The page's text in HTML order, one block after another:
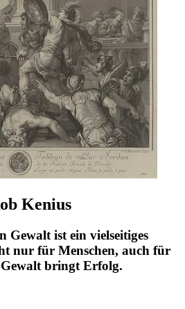
Kenius
Gewalt ist ein vielseitiges
nur für Menschen, auch für
bringt Erfolg.